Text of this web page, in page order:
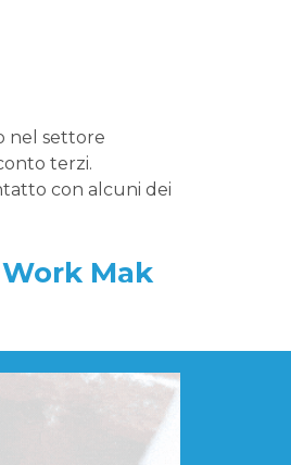
nel settore
terzi.
con alcuni dei
Mak